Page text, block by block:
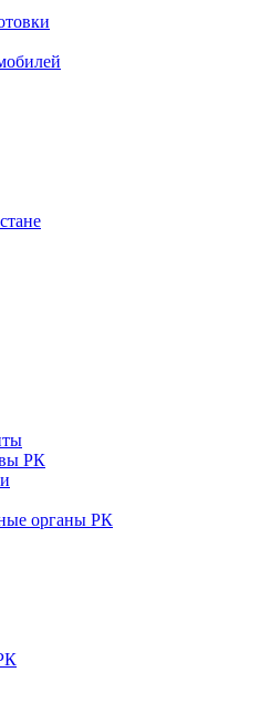
РК
органы РК